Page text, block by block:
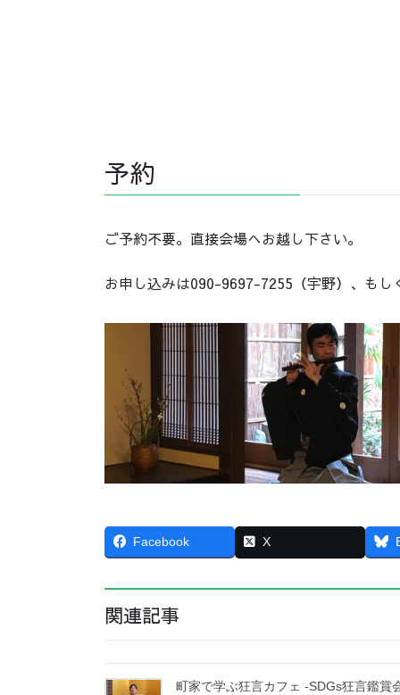
予約
ご予約不要。直接会場へお越し下さい。
お申し込みは090-9697-7255（宇野）、もし
Facebook X
関連記事
町家で学ぶ狂言カフェ -SDGs狂言鑑賞